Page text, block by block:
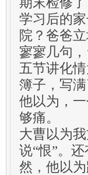
学习后的
院？爸爸
寥寥几句
五节讲化
簿子，写
他以为，
够痛。
大曹以为
说“恨”。
然，他以